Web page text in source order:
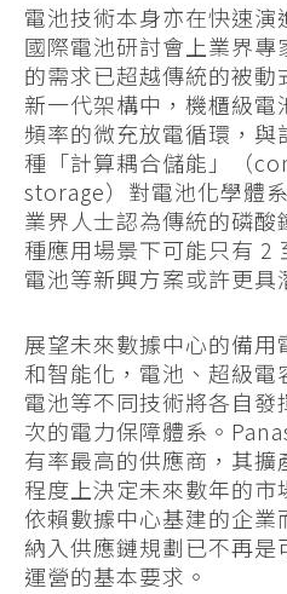
電池技術本身亦在快速
國際電池研討會上業界
的需求已超越傳統的被動
新一代架構中，機櫃級
頻率的微充放電循環，
種「計算耦合儲能」（
storage）對電池化學體
業界人士認為傳統的磷酸
種應用場景下可能只有 2
電池等新興方案或許更具
展望未來數據中心的備
和智能化，電池、超級
電池等不同技術將各自發
次的電力保障體系。
有率最高的供應商，其
程度上決定未來數年的
依賴數據中心基建的企
納入供應鏈規劃已不再
運營的基本要求。